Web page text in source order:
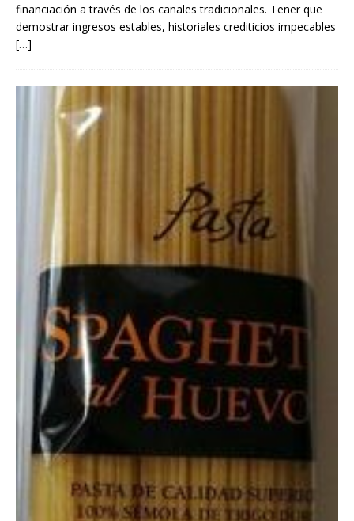
financiación a través de los canales tradicionales. Tener que
demostrar ingresos estables, historiales crediticios impecables
[…]